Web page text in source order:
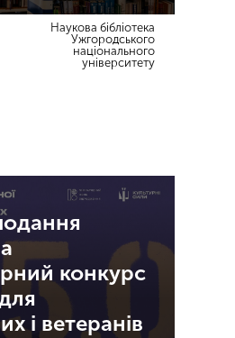
Наукова бібліотека
Ужгородського
національного
університету
конкурс
і ветеранів